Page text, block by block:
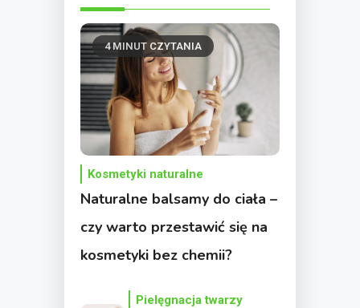
4 MINUT CZYTANIA
Kosmetyki naturalne
Naturalne balsamy do ciała –
czy warto przestawić się na
kosmetyki bez chemii?
Pielęgnacja twarzy